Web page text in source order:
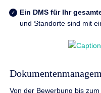
Ein DMS für Ihr
und Standorte sind mit
Von der Bewerbung bis